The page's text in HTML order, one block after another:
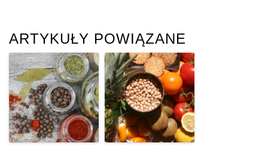
ARTYKUŁY POWIĄZANE